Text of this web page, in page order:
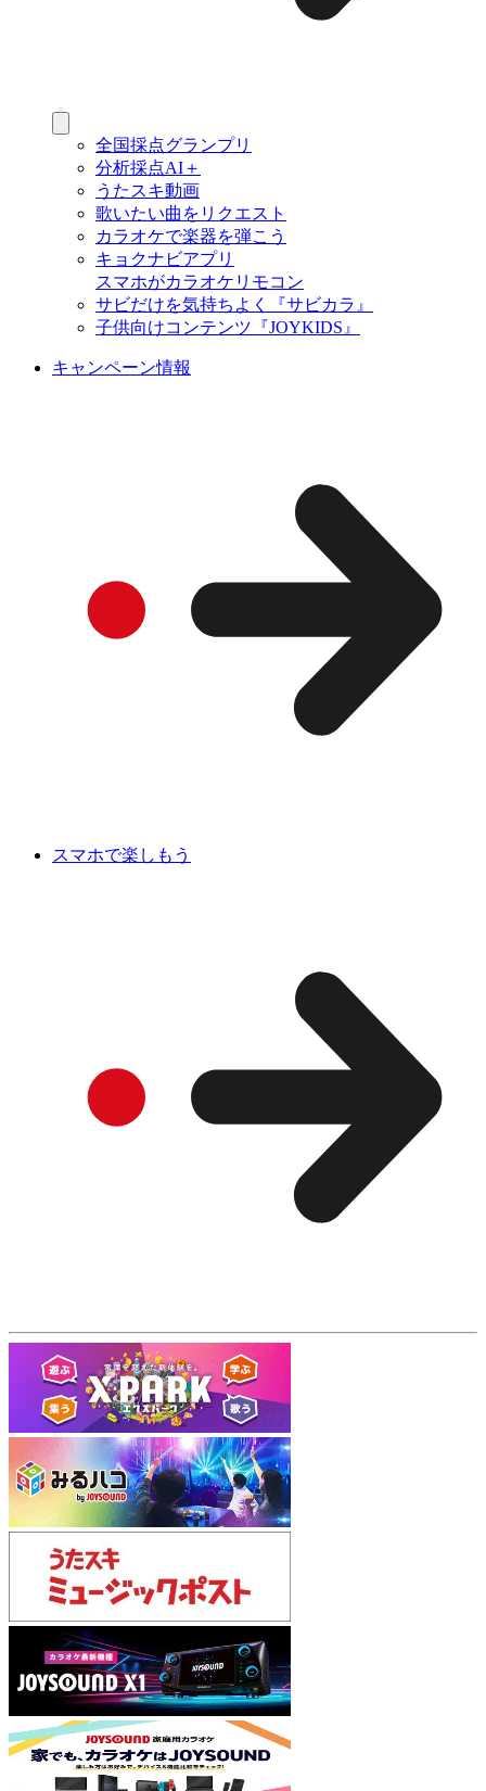
全国採点グランプリ
分析採点AI＋
うたスキ動画
歌いたい曲をリクエスト
カラオケで楽器を弾こう
キョクナビアプリ
スマホがカラオケリモコン
サビだけを気持ちよく『サビカラ』
子供向けコンテンツ『JOYKIDS』
キャンペーン情報
スマホで楽しもう